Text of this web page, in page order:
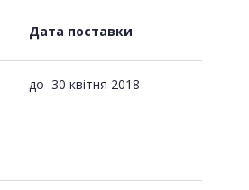
Дата поставки
до 30 квітня 2018